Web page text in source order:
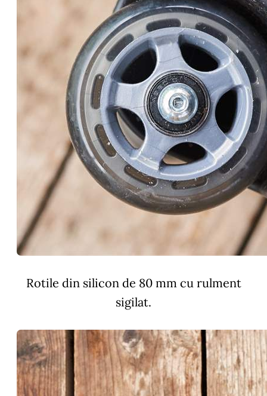
Rotile din silicon de 80 mm cu rulment
sigilat.